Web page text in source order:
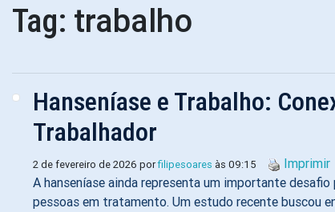
Tag: trabalho
Hanseníase e Trabalho:
Trabalhador
2 de fevereiro de 2026 porfilipesoares às 09:15
Imprimir
A hanseníase ainda representa um importante
pessoas em tratamento. Um estudo recente buscou